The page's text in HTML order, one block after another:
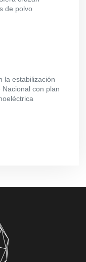
de polvo
la estabilización
con plan